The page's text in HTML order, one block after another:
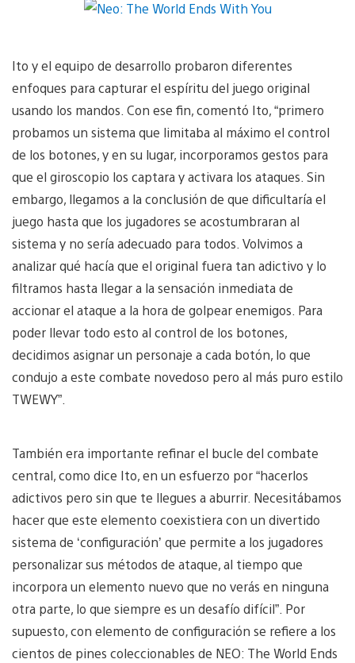
Ito y el equipo de desarrollo probaron diferentes
enfoques para capturar el espíritu del juego original
usando los mandos. Con ese fin, comentó Ito, “primero
probamos un sistema que limitaba al máximo el control
de los botones, y en su lugar, incorporamos gestos para
que el giroscopio los captara y activara los ataques. Sin
embargo, llegamos a la conclusión de que dificultaría el
juego hasta que los jugadores se acostumbraran al
sistema y no sería adecuado para todos. Volvimos a
analizar qué hacía que el original fuera tan adictivo y lo
filtramos hasta llegar a la sensación inmediata de
accionar el ataque a la hora de golpear enemigos. Para
poder llevar todo esto al control de los botones,
decidimos asignar un personaje a cada botón, lo que
condujo a este combate novedoso pero al más puro estilo
TWEWY”.
También era importante refinar el bucle del combate
central, como dice Ito, en un esfuerzo por “hacerlos
adictivos pero sin que te llegues a aburrir. Necesitábamos
hacer que este elemento coexistiera con un divertido
sistema de ‘configuración’ que permite a los jugadores
personalizar sus métodos de ataque, al tiempo que
incorpora un elemento nuevo que no verás en ninguna
otra parte, lo que siempre es un desafío difícil”. Por
supuesto, con elemento de configuración se refiere a los
cientos de pines coleccionables de NEO: The World Ends